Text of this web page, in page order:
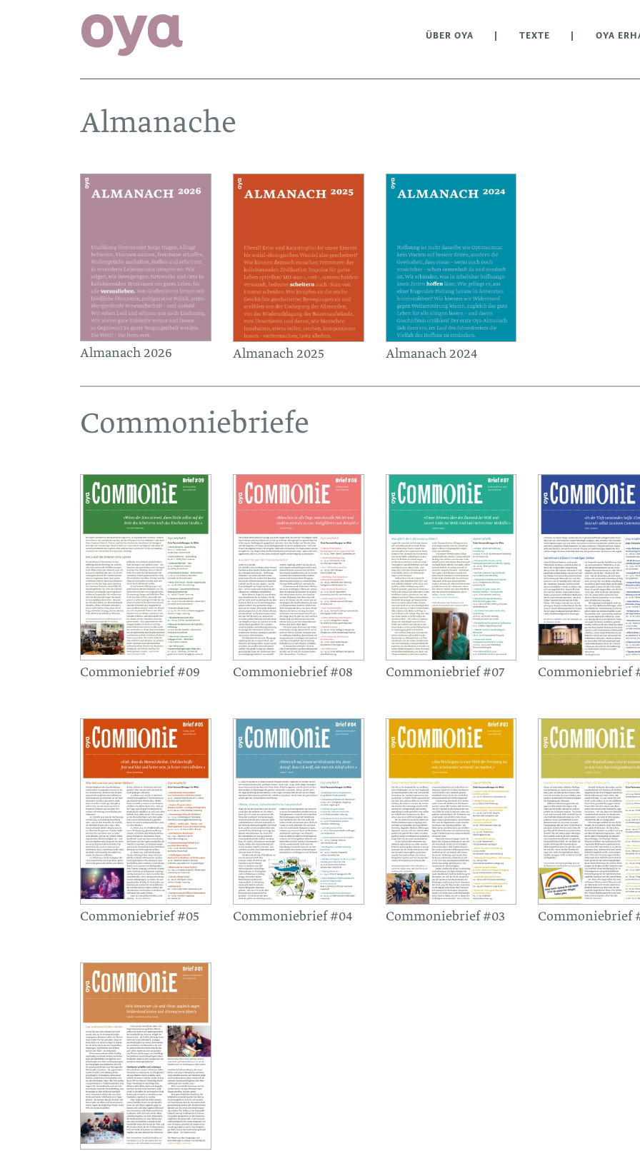
ÜBER OYA TEXTE OYA
Almanache
Almanach 2026 Almanach 2025 Almanach 2024
Commoniebriefe
Commoniebrief #09 Commoniebrief #08 Commoniebrief #07 Commoniebrief
Commoniebrief #05 Commoniebrief #04 Commoniebrief #03 Commoniebrief